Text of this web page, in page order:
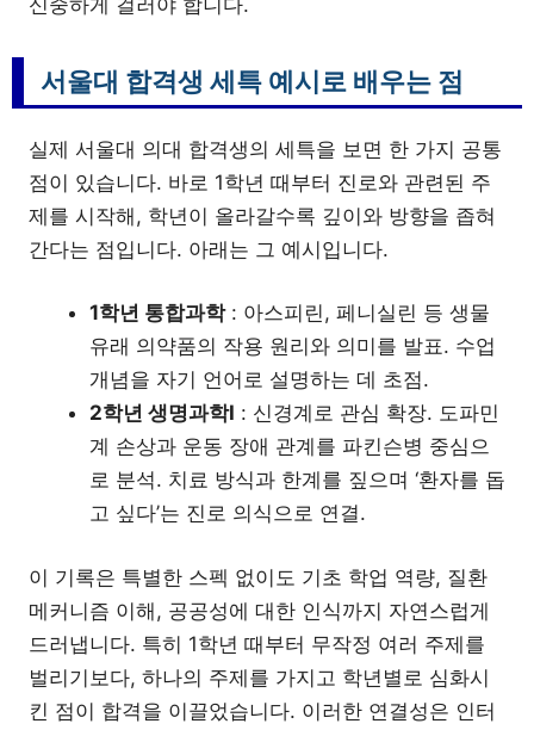
서울대 합격생 세특 예시로 배우는 점
실제 서울대 의대 합격생의 세특을 보면 한 가지 공통
점이 있습니다. 바로 1학년 때부터 진로와 관련된 주
제를 시작해, 학년이 올라갈수록 깊이와 방향을 좁혀
간다는 점입니다. 아래는 그 예시입니다.
1학년 통합과학: 아스피린, 페니실린 등 생물
유래 의약품의 작용 원리와 의미를 발표. 수업
개념을 자기 언어로 설명하는 데 초점.
2학년 생명과학Ⅰ : 신경계로 관심 확장. 도파민
계 손상과 운동 장애 관계를 파킨슨병 중심으
로 분석. 치료 방식과 한계를 짚으며 ‘환자를 돕
고 싶다’는 진로 의식으로 연결.
이 기록은 특별한 스펙 없이도 기초 학업 역량, 질환
메커니즘 이해, 공공성에 대한 인식까지 자연스럽게
드러냅니다. 특히 1학년 때부터 무작정 여러 주제를
벌리기보다, 하나의 주제를 가지고 학년별로 심화시
킨 점이 합격을 이끌었습니다. 이러한 연결성은 인터